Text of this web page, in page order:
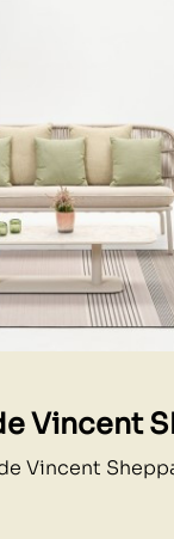
Vincent
Vincent